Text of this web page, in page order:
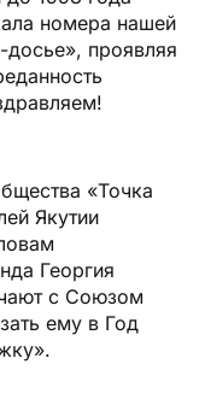
номера нашей
проявляя
«Точка
Якутии
Георгия
с Союзом
ему в Год